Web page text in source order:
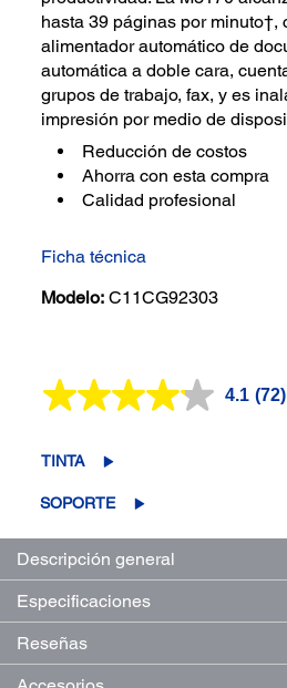
hasta 39 páginas por minuto†,
alimentador automático de
automática a doble cara,
grupos de trabajo, fax, y es
impresión por medio de
Reducción de costos
Ahorra con esta compra
Calidad profesional
Ficha técnica
Modelo: C11CG92303
4.1 Lea
(72)
TINTA
SOPORTE
Descripción general
Especificaciones
Reseñas